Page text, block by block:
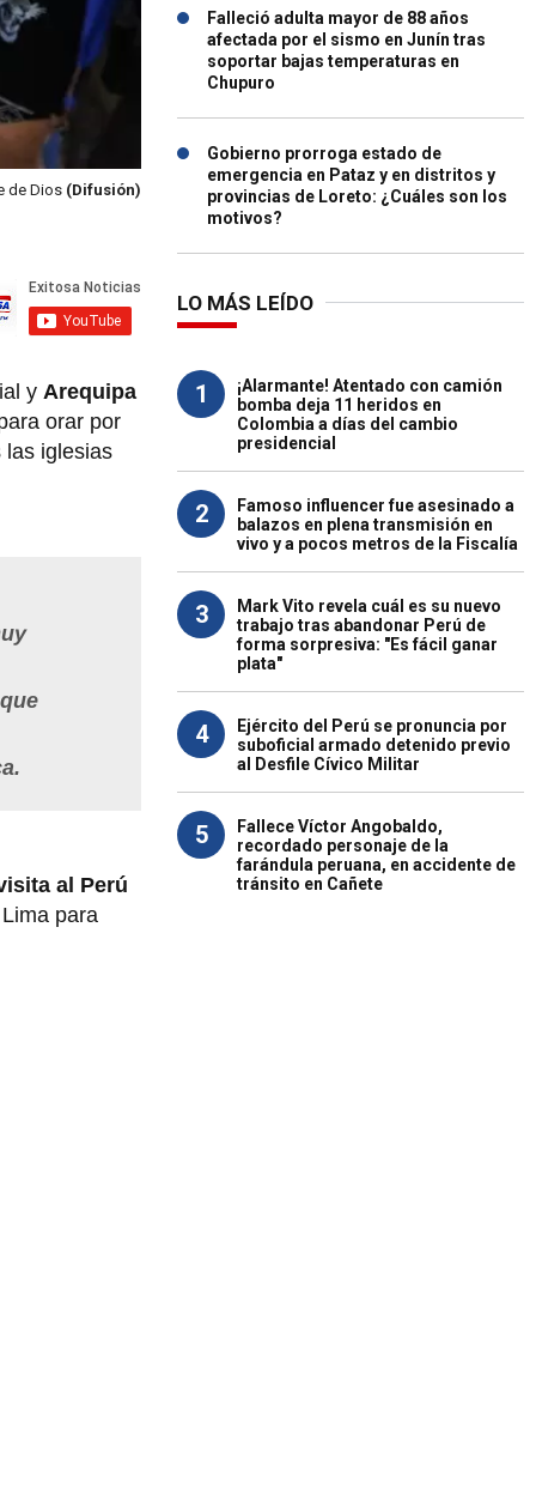
de Dios (Difusión)
y Arequipa
orar por
las iglesias
al Perú
para
Falleció adulta mayor de 88 años
afectada por el sismo en Junín tras
soportar bajas temperaturas en
Chupuro
Gobierno prorroga estado de
emergencia en Pataz y en distritos y
provincias de Loreto: ¿Cuáles son los
motivos?
LO MÁS LEÍDO
1
¡Alarmante! Atentado con camión
bomba deja 11 heridos en
Colombia a días del cambio
presidencial
2
Famoso influencer fue asesinado a
balazos en plena transmisión en
vivo y a pocos metros de la Fiscalía
3
Mark Vito revela cuál es su nuevo
trabajo tras abandonar Perú de
forma sorpresiva: "Es fácil ganar
plata"
4
Ejército del Perú se pronuncia por
suboficial armado detenido previo
al Desfile Cívico Militar
5
Fallece Víctor Angobaldo,
recordado personaje de la
farándula peruana, en accidente de
tránsito en Cañete